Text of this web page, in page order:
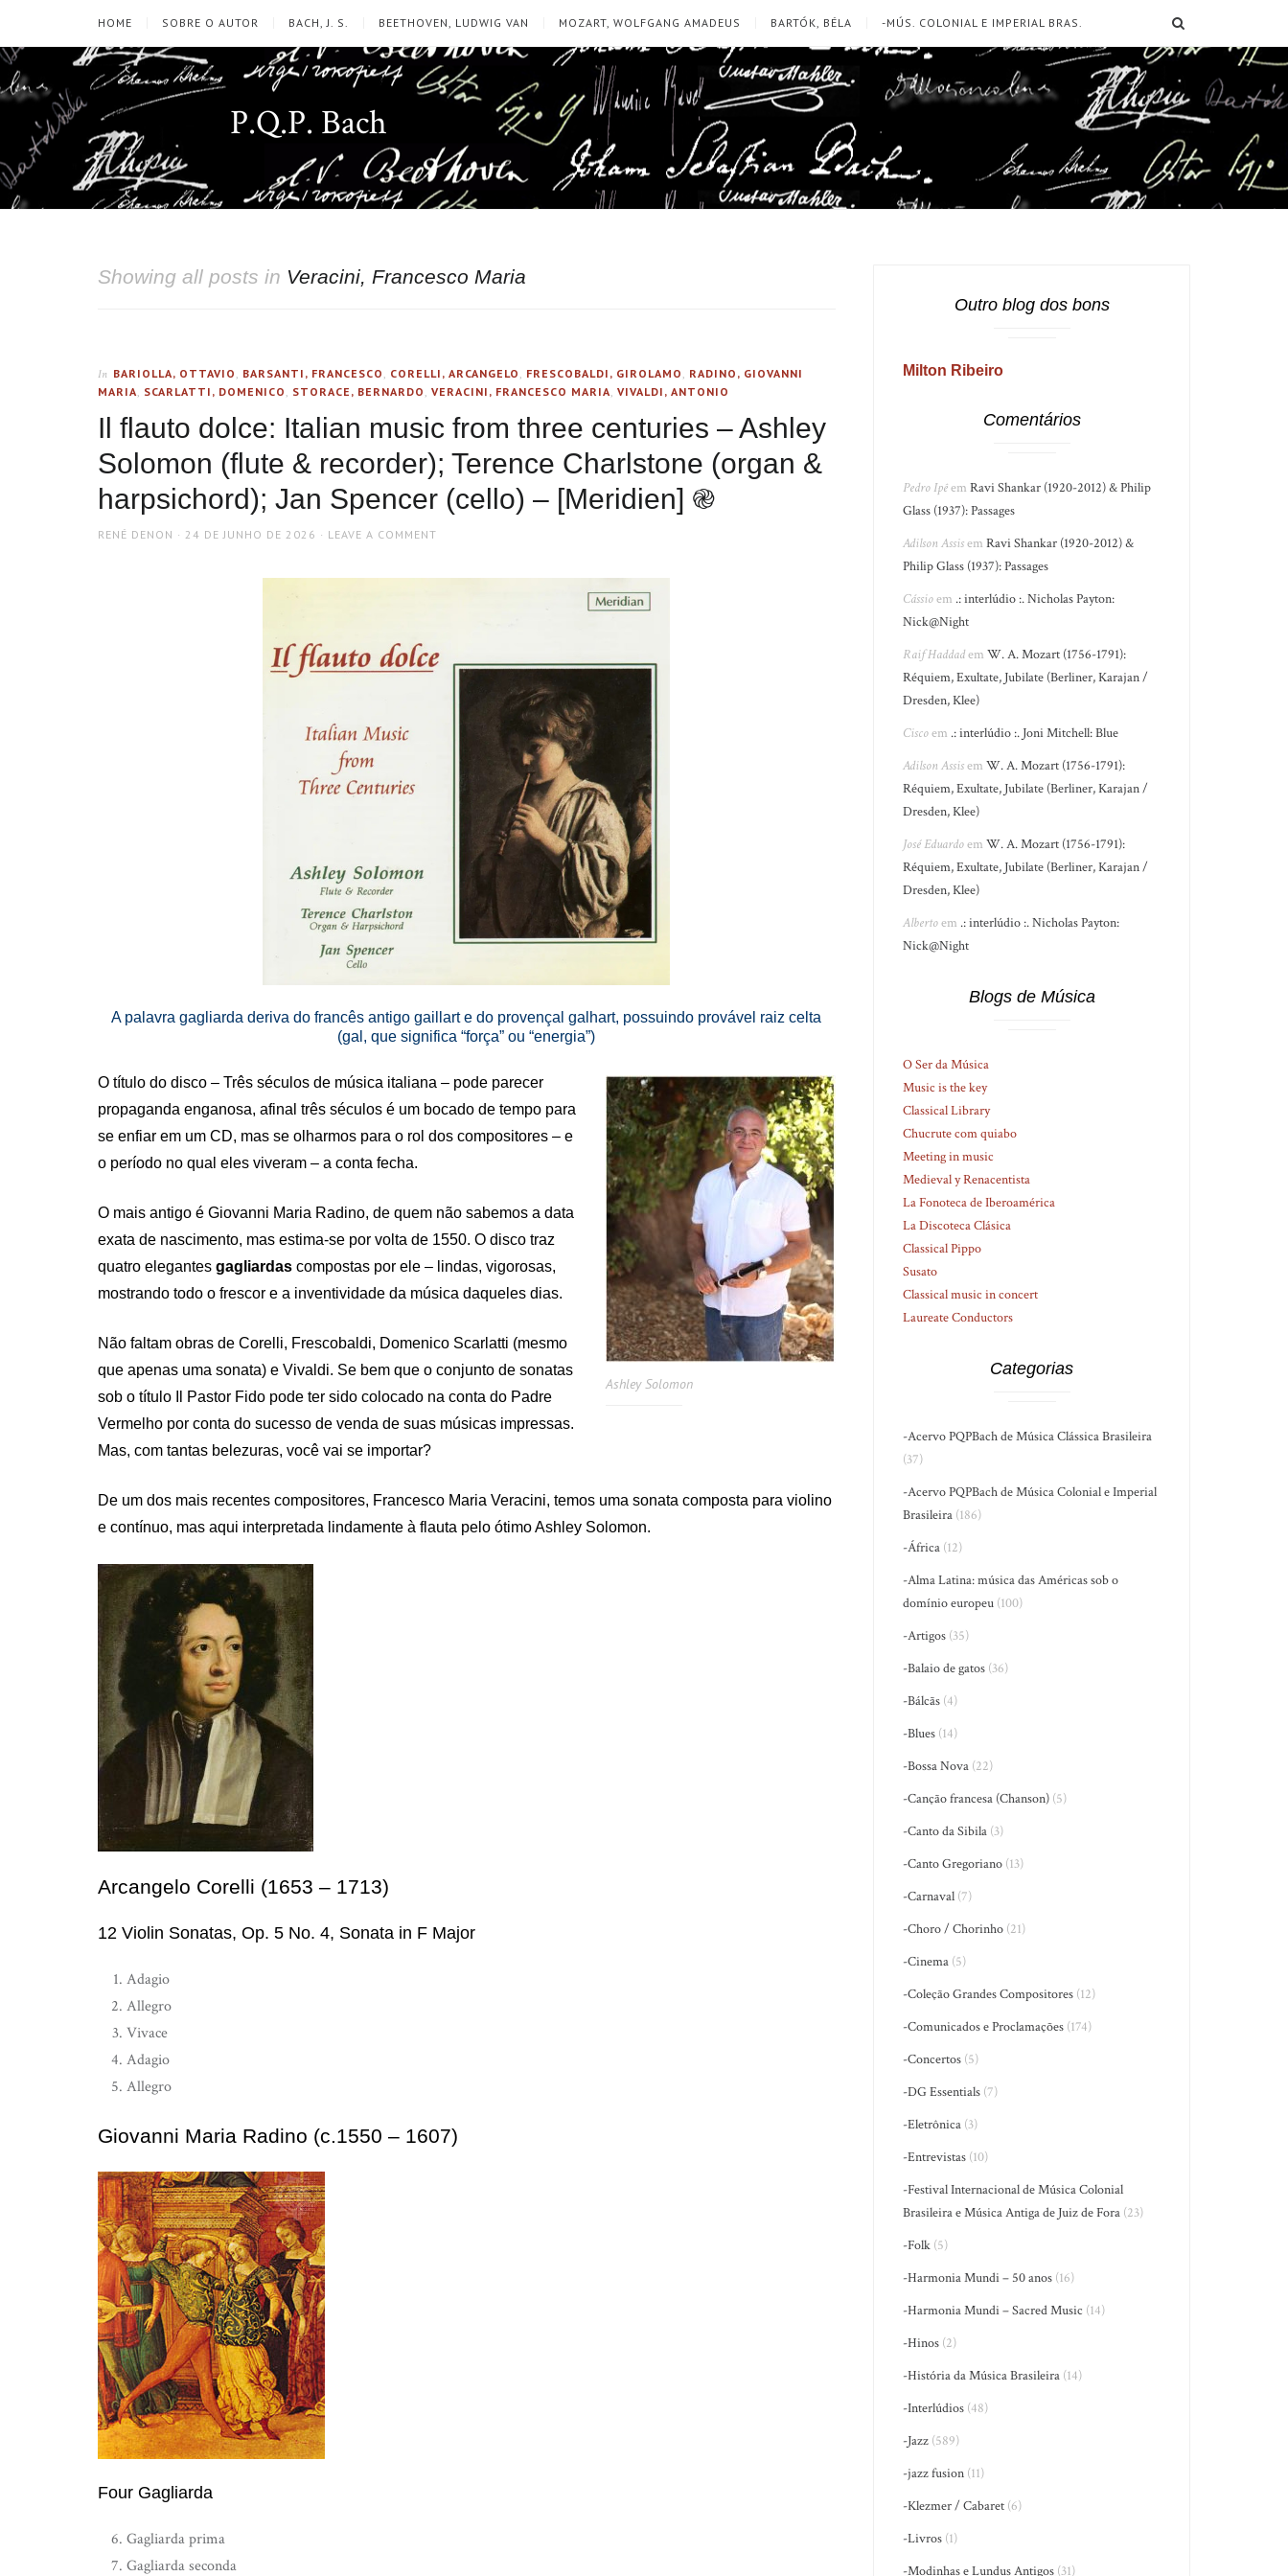
HOME SOBRE O AUTOR BACH, J. S. BEETHOVEN, LUDWIG VAN MOZART, WOLFGANG AMADEUS BARTÓK, BÉLA -MÚS. COLONIAL E IMPERIAL BRAS.
P.Q.P. Bach
Showing all posts in Veracini, Francesco Maria
In BARIOLLA, OTTAVIO BARSANTI, FRANCESCO CORELLI, ARCANGELO FRESCOBALDI, GIROLAMO
RADINO, GIOVANNI
MARIA SCARLATTI, DOMENICO STORACE, BERNARDO VERACINI, FRANCESCO MARIA VIVALDI, ANTONIO
Il flauto dolce: Italian music from three centuries – Ashley
Solomon (flute & recorder); Terence Charlstone (organ &
harpsichord); Jan Spencer (cello) – [Meridien] ֎
AUTHOR
RENÉ DENON
POSTED
24 DE JUNHO DE 2026 LEAVE A COMMENT
A palavra gagliarda deriva do francês antigo gaillart e do provençal galhart, possuindo provável raiz celta
(gal, que significa “força” ou “energia”)
Ashley Solomon
O título do disco – Três séculos de música italiana – pode parecer
propaganda enganosa, afinal três séculos é um bocado de tempo para
se enfiar em um CD, mas se olharmos para o rol dos compositores – e
o período no qual eles viveram – a conta fecha.
O mais antigo é Giovanni Maria Radino, de quem não sabemos a data
exata de nascimento, mas estima-se por volta de 1550. O disco traz
quatro elegantes gagliardas compostas por ele – lindas, vigorosas,
mostrando todo o frescor e a inventividade da música daqueles dias.
Não faltam obras de Corelli, Frescobaldi, Domenico Scarlatti (mesmo
que apenas uma sonata) e Vivaldi. Se bem que o conjunto de sonatas
sob o título Il Pastor Fido pode ter sido colocado na conta do Padre
Vermelho por conta do sucesso de venda de suas músicas impressas.
Mas, com tantas belezuras, você vai se importar?
De um dos mais recentes compositores, Francesco Maria Veracini, temos uma sonata composta para violino
e contínuo, mas aqui interpretada lindamente à flauta pelo ótimo Ashley Solomon.
Arcangelo Corelli (1653 – 1713)
12 Violin Sonatas, Op. 5 No. 4, Sonata in F Major
Adagio
Allegro
Vivace
Adagio
Allegro
Giovanni Maria Radino (c.1550 – 1607)
Four Gagliarda
Gagliarda prima
Gagliarda seconda
Outro blog dos bons
Milton Ribeiro
Comentários
Pedro IpêemRavi Shankar (1920-2012) & Philip
Glass (1937): Passages
Adilson AssisemRavi Shankar (1920-2012) &
Philip Glass (1937): Passages
Cássioem .: interlúdio :. Nicholas Payton:
Nick@Night
Raif HaddademW. A. Mozart (1756-1791):
Réquiem, Exultate, Jubilate (Berliner, Karajan /
Dresden, Klee)
Ciscoem .: interlúdio :. Joni Mitchell: Blue
Adilson AssisemW. A. Mozart (1756-1791):
Réquiem, Exultate, Jubilate (Berliner, Karajan /
Dresden, Klee)
José EduardoemW. A. Mozart (1756-1791):
Réquiem, Exultate, Jubilate (Berliner, Karajan /
Dresden, Klee)
Albertoem .: interlúdio :. Nicholas Payton:
Nick@Night
Blogs de Música
O Ser da Música
Music is the key
Classical Library
Chucrute com quiabo
Meeting in music
Medieval y Renacentista
La Fonoteca de Iberoamérica
La Discoteca Clásica
Classical Pippo
Susato
Classical music in concert
Laureate Conductors
Categorias
-Acervo PQPBach de Música Clássica Brasileira
(37)
-Acervo PQPBach de Música Colonial e Imperial
Brasileira (186)
-África (12)
-Alma Latina: música das Américas sob o
domínio europeu (100)
-Artigos (35)
-Balaio de gatos (36)
-Bálcãs (4)
-Blues (14)
-Bossa Nova (22)
-Canção francesa (Chanson) (5)
-Canto da Sibila (3)
-Canto Gregoriano (13)
-Carnaval (7)
-Choro / Chorinho (21)
-Cinema (5)
-Coleção Grandes Compositores (12)
-Comunicados e Proclamações (174)
-Concertos (5)
-DG Essentials (7)
-Eletrônica (3)
-Entrevistas (10)
-Festival Internacional de Música Colonial
Brasileira e Música Antiga de Juiz de Fora (23)
-Folk (5)
-Harmonia Mundi – 50 anos (16)
-Harmonia Mundi – Sacred Music (14)
-Hinos (2)
-História da Música Brasileira (14)
-Interlúdios (48)
-Jazz (589)
-jazz fusion (11)
-Klezmer / Cabaret (6)
-Livros (1)
-Modinhas e Lundus Antigos (31)